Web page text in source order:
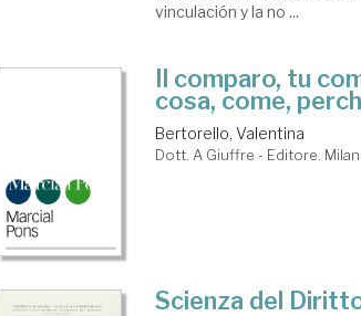
vinculación y la no ...
Il comparo, tu
cosa, come,
Bertorello, Valentina
Dott. A Giuffre - Editore.
Scienza del